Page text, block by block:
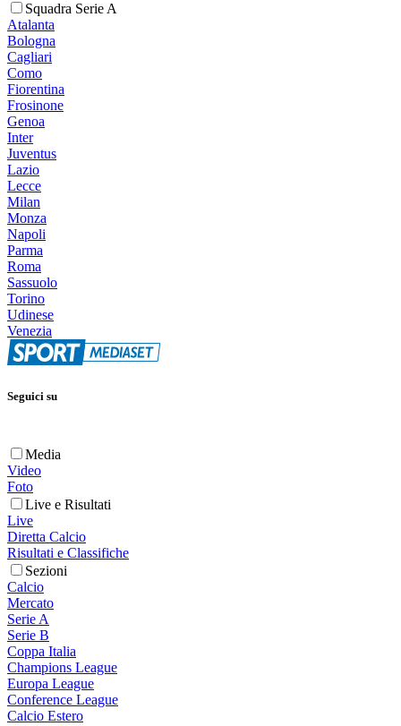
Squadra Serie A
Atalanta
Bologna
Cagliari
Como
Fiorentina
Frosinone
Genoa
Inter
Juventus
Lazio
Lecce
Milan
Monza
Napoli
Parma
Roma
Sassuolo
Torino
Udinese
Venezia
Seguici su
Media
Video
Foto
Live e Risultati
Live
Diretta Calcio
Risultati e Classifiche
Sezioni
Calcio
Mercato
Serie A
Serie B
Coppa Italia
Champions League
Europa League
Conference League
Calcio Estero